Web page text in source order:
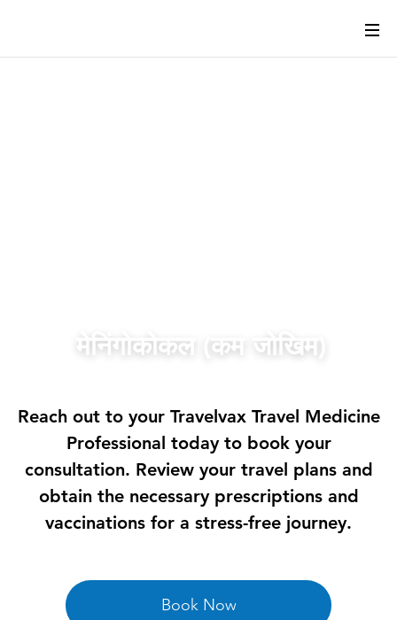
मेनिंगोकोकल (कम जोखिम)
Reach out to your Travelvax Travel Medicine
Professional today to book your
consultation. Review your travel plans and
obtain the necessary prescriptions and
vaccinations for a stress-free journey.
Book Now